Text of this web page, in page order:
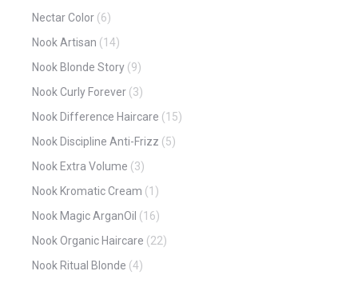
Nectar Color (6)
Nook Artisan (14)
Nook Blonde Story (9)
Nook Curly Forever (3)
Nook Difference Haircare (15)
Nook Discipline Anti-Frizz (5)
Nook Extra Volume (3)
Nook Kromatic Cream (1)
Nook Magic ArganOil (16)
Nook Organic Haircare (22)
Nook Ritual Blonde (4)